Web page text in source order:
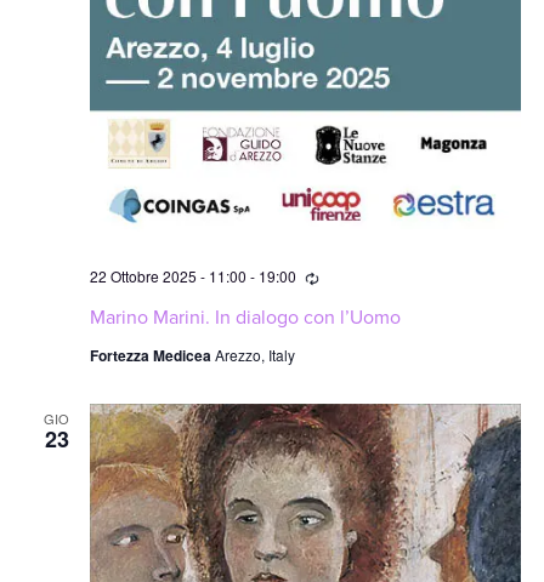
Marino Marini. In dialogo con l’Uomo
22 Ottobre 2025 - 11:00 - 19:00 Ricorrente
Fortezza MediceaArezzo, Italy
GIO
23